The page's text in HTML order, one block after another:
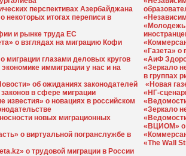
перспективах Азербайджана
некоторых итогах переписи в
и рынке труда ЕС
о взглядах на миграцию Кофи
миграции глазами деловых кругов
иммиграции у нас и на
об ожиданиях законодателей
в сфере миграции
известия» о новациях в российском
новых миграционных
о виртуальной погранслужбе в
о трудовой миграции в России
«Молодежь
«Газета» о
«АиФ
«Зеркало
в группах
«Новая
«НГ-
«Зеркало
«ВЦИОМ» о
«The Wall